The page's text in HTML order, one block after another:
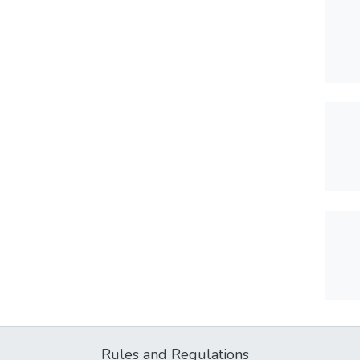
Rules and Regulations